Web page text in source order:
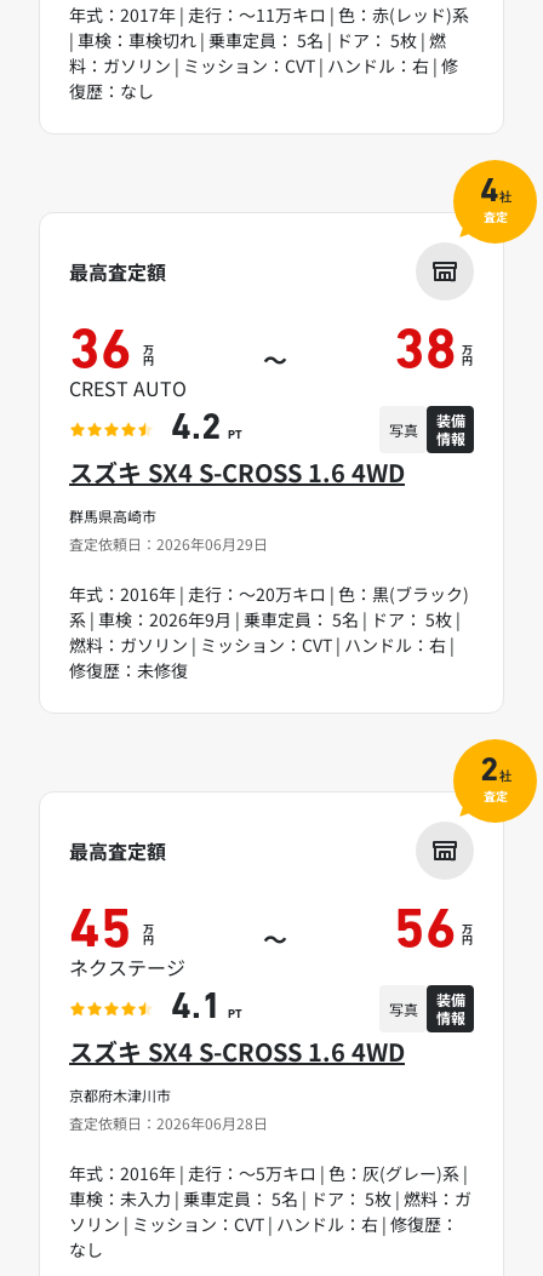
年式：2017年 | 走行：～11万キロ | 色：赤(レッド)系
| 車検：車検切れ | 乗車定員： 5名 | ドア： 5枚 | 燃
料：ガソリン | ミッション：CVT | ハンドル：右 | 修
復歴：なし
群馬県高崎市
査定依頼日：2026年06月29日
スズキ SX4 S-CROSS 1.6 4WD
年式：2016年 | 走行：～20万キロ | 色：黒(ブラック)
系 | 車検：2026年9月 | 乗車定員： 5名 | ドア： 5枚 |
燃料：ガソリン | ミッション：CVT | ハンドル：右 |
修復歴：未修復
最高査定額
36 万
円 ～ 38 万
円
CREST AUTO
4.2 PT 写真
装備
情報
4社
査定
京都府木津川市
査定依頼日：2026年06月28日
スズキ SX4 S-CROSS 1.6 4WD
年式：2016年 | 走行：～5万キロ | 色：灰(グレー)系 |
車検：未入力 | 乗車定員： 5名 | ドア： 5枚 | 燃料：ガ
ソリン | ミッション：CVT | ハンドル：右 | 修復歴：
なし
最高査定額
45 万
円 ～ 56 万
円
ネクステージ
4.1 PT 写真
装備
情報
2社
査定